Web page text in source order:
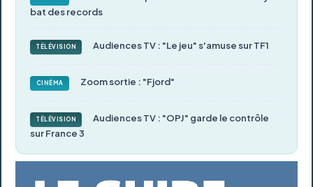
bat des records
TÉLÉVISION Audiences TV : "Le jeu" s'amuse sur TF1
CINÉMA Zoom sortie : "Fjord"
TÉLÉVISION
Audiences TV : "OPJ" garde le contrôle
sur France 3